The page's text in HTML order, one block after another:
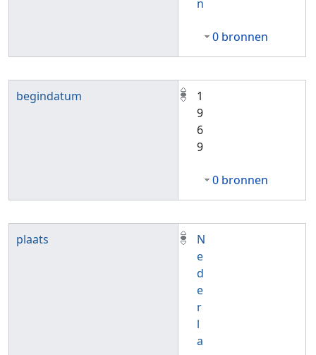
n
0 bronnen
begindatum
1
9
6
9
0 bronnen
plaats
N
e
d
e
r
l
a